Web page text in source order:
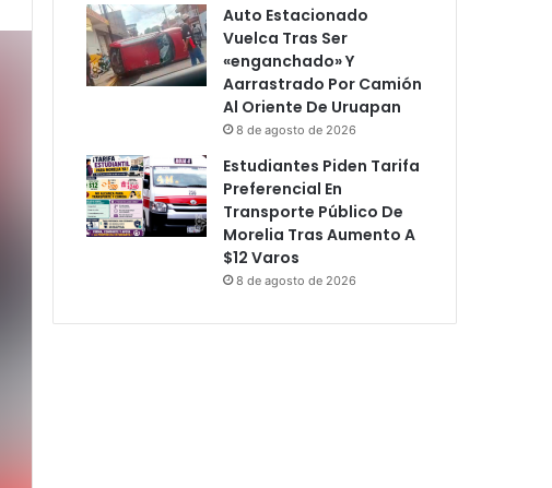
Auto Estacionado
Vuelca Tras Ser
«enganchado» Y
Aarrastrado Por Camión
Al Oriente De Uruapan
8 de agosto de 2026
Estudiantes Piden Tarifa
Preferencial En
Transporte Público De
Morelia Tras Aumento A
$12 Varos
8 de agosto de 2026